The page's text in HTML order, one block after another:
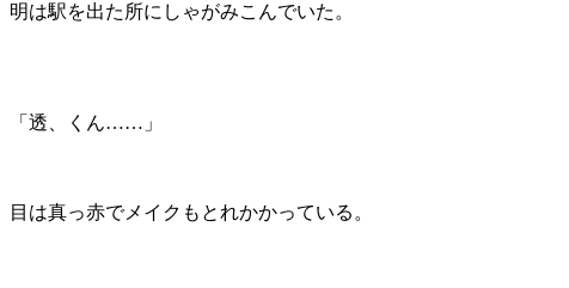
明は駅を出た所にしゃがみこんでいた。
「透、くん……」
目は真っ赤でメイクもとれかかっている。